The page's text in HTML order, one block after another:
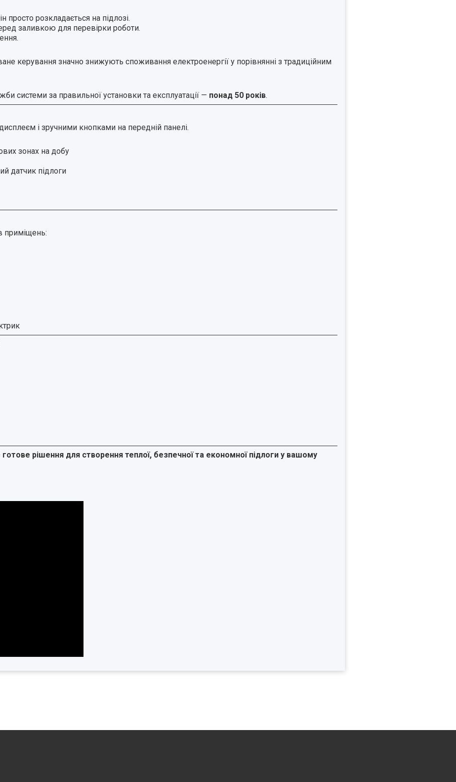
просто розкладається на підлозі.
заливкою для перевірки роботи.
керування значно знижують споживання електроенергії у порівнянні з традиційним
системи за правильної установки та експлуатації — понад 50 років.
і зручними кнопками на передній панелі.
зонах на добу
датчик підлоги
приміщень:
рішення для створення теплої, безпечної та економної підлоги у вашому